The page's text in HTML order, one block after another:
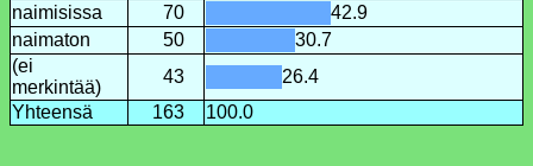
naimisissa
70
42.9
naimaton
50
30.7
(ei
merkintää)
43
26.4
Yhteensä
163 100.0